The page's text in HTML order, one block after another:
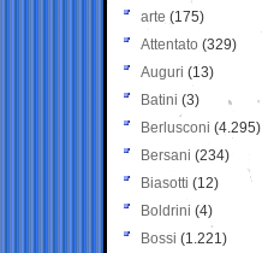
arte (175)
Attentato (329)
Auguri (13)
Batini (3)
Berlusconi (4.295)
Bersani (234)
Biasotti (12)
Boldrini (4)
Bossi (1.221)